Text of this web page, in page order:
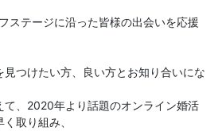
ステージに沿った皆様の出会いを応援
つけたい方、良い方とお知り合いにな
て、2020年より話題のオンライン婚活
取り組み、